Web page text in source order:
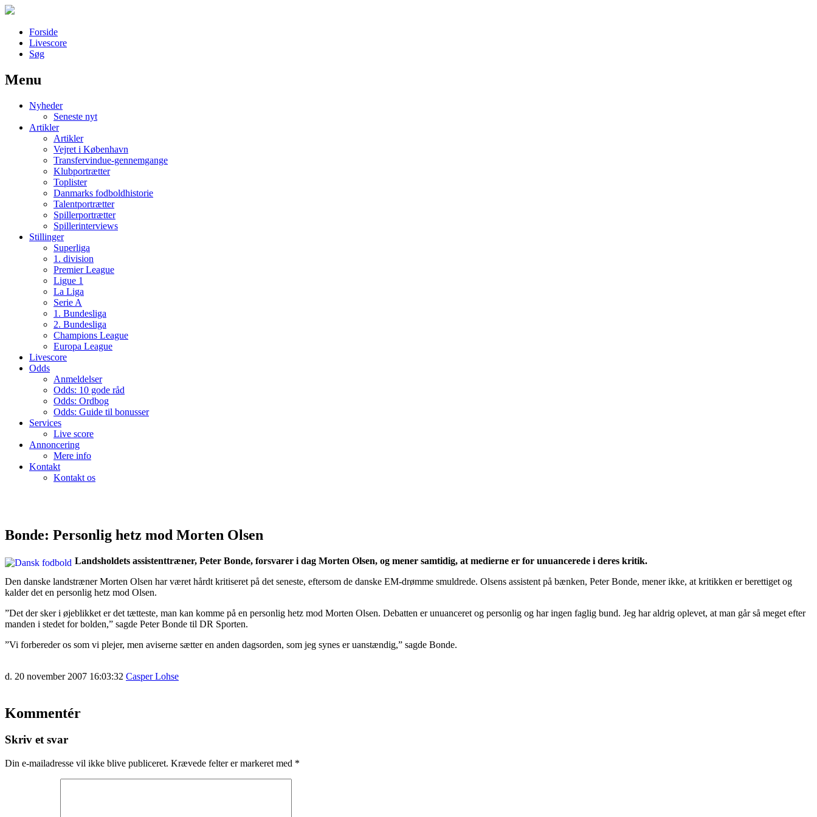
Forside
Livescore
Søg
Наши партнеры
лучшие займы
Menu
Nyheder
Seneste nyt
Artikler
Artikler
Vejret i København
Transfervindue-gennemgange
Klubportrætter
Toplister
Danmarks fodboldhistorie
Talentportrætter
Spillerportrætter
Spillerinterviews
Stillinger
Superliga
1. division
Premier League
Ligue 1
La Liga
Serie A
1. Bundesliga
2. Bundesliga
Champions League
Europa League
Livescore
Odds
Anmeldelser
Odds: 10 gode råd
Odds: Ordbog
Odds: Guide til bonusser
Services
Live score
Annoncering
Mere info
Kontakt
Kontakt os
Bonde: Personlig hetz mod Morten Olsen
Landsholdets assistenttræner, Peter Bonde, forsvarer i dag Morten Olsen, og mener samtidig, at medierne er for unuancerede i deres kritik.
Den danske landstræner Morten Olsen har været hårdt kritiseret på det seneste, eftersom de danske EM-drømme smuldrede. Olsens assistent på bænken, Peter Bonde, mener ikke, at kritikken er berettiget og
kalder det en personlig hetz mod Olsen.
”Det der sker i øjeblikket er det tætteste, man kan komme på en personlig hetz mod Morten Olsen. Debatten er unuanceret og personlig og har ingen faglig bund. Jeg har aldrig oplevet, at man går så meget efter
manden i stedet for bolden,” sagde Peter Bonde til DR Sporten.
”Vi forbereder os som vi plejer, men aviserne sætter en anden dagsorden, som jeg synes er uanstændig,” sagde Bonde.
d. 20 november 2007 16:03:32 Casper Lohse
Kommentér
Skriv et svar
Din e-mailadresse vil ikke blive publiceret. Krævede felter er markeret med *